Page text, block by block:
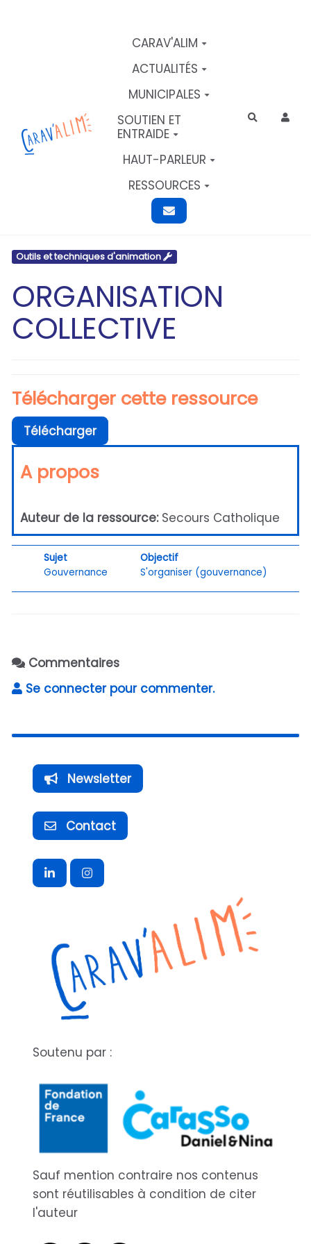
CARAV'ALIM
ACTUALITÉS
MUNICIPALES
SOUTIEN ET
ENTRAIDE
HAUT-PARLEUR
RESSOURCES
Rechercher
Outils et techniques d'animation
ORGANISATION
COLLECTIVE
Télécharger cette ressource
Télécharger
A propos
Auteur de la ressource: Secours Catholique
Sujet
Gouvernance
Objectif
S'organiser (gouvernance)
Commentaires
Se connecter pour commenter.
Newsletter
Contact
Soutenu par :
Sauf mention contraire nos contenus
sont réutilisables à condition de citer
l'auteur